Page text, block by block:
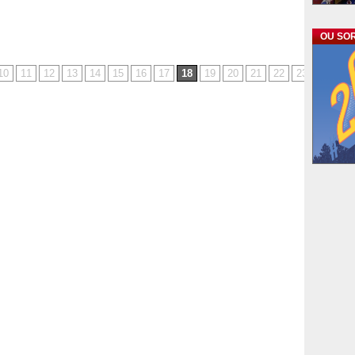
11 12 13 14 15 16 17 18 19 20 21 22 23 25
OU